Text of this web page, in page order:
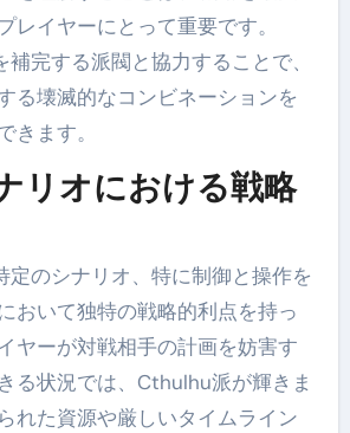
レイヤーにとって重要です。
完する派閥と協力することで、
る壊滅的なコンビネーションを
きます。
リオにおける戦略
のシナリオ、特に制御と操作を
おいて独特の戦略的利点を持っ
ヤーが対戦相手の計画を妨害す
る状況では、Cthulhu派が輝きま
れた資源や厳しいタイムライン